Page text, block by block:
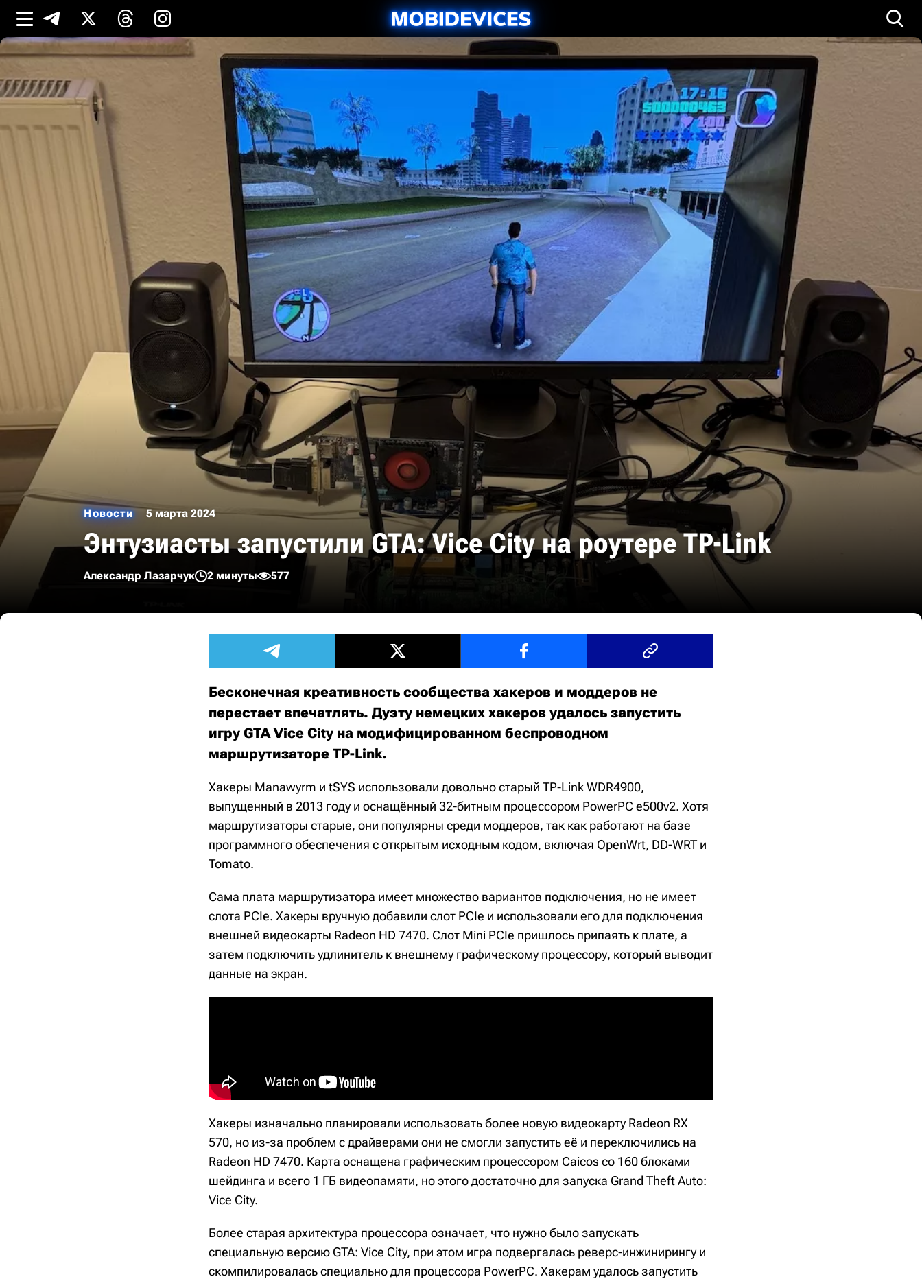
Новости 5 марта 2024
Энтузиасты запустили GTA: Vice City на роутере TP-Link
Александр Лазарчук 2 минуты 577
Бесконечная креативность сообщества хакеров и моддеров не
перестает впечатлять. Дуэту немецких хакеров удалось запустить
игру GTA Vice City на модифицированном беспроводном
маршрутизаторе TP-Link.
Хакеры Manawyrm и tSYS использовали довольно старый TP-Link WDR4900,
выпущенный в 2013 году и оснащённый 32-битным процессором PowerPC e500v2. Хотя
маршрутизаторы старые, они популярны среди моддеров, так как работают на базе
программного обеспечения с открытым исходным кодом, включая OpenWrt, DD-WRT и
Tomato.
Сама плата маршрутизатора имеет множество вариантов подключения, но не имеет
слота PCIe. Хакеры вручную добавили слот PCIe и использовали его для подключения
внешней видеокарты Radeon HD 7470. Слот Mini PCIe пришлось припаять к плате, а
затем подключить удлинитель к внешнему графическому процессору, который выводит
данные на экран.
Хакеры изначально планировали использовать более новую видеокарту Radeon RX
570, но из-за проблем с драйверами они не смогли запустить её и переключились на
Radeon HD 7470. Карта оснащена графическим процессором Caicos со 160 блоками
шейдинга и всего 1 ГБ видеопамяти, но этого достаточно для запуска Grand Theft Auto:
Vice City.
Более старая архитектура процессора означает, что нужно было запускать
специальную версию GTA: Vice City, при этом игра подвергалась реверс-инжинирингу и
скомпилировалась специально для процессора PowerPC. Хакерам удалось запустить